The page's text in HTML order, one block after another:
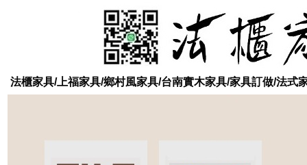
法櫃家具/上福家具/鄉村風家具/台南實木家具/家具訂做/法式